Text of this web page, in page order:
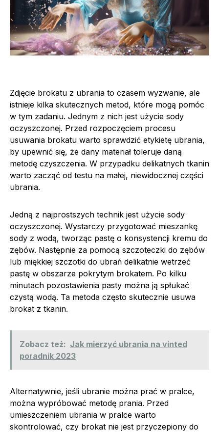
Zdjęcie brokatu z ubrania to czasem wyzwanie, ale
istnieje kilka skutecznych metod, które mogą pomóc
w tym zadaniu. Jednym z nich jest użycie sody
oczyszczonej. Przed rozpoczęciem procesu
usuwania brokatu warto sprawdzić etykietę ubrania,
by upewnić się, że dany materiał toleruje daną
metodę czyszczenia. W przypadku delikatnych tkanin
warto zacząć od testu na małej, niewidocznej części
ubrania.
Jedną z najprostszych technik jest użycie sody
oczyszczonej. Wystarczy przygotować mieszankę
sody z wodą, tworząc pastę o konsystencji kremu do
zębów. Następnie za pomocą szczoteczki do zębów
lub miękkiej szczotki do ubrań delikatnie wetrzeć
pastę w obszarze pokrytym brokatem. Po kilku
minutach pozostawienia pasty można ją spłukać
czystą wodą. Ta metoda często skutecznie usuwa
brokat z tkanin.
Zobacz też: Jak mierzyć ubrania na vinted
poradnik 2023
Alternatywnie, jeśli ubranie można prać w pralce,
można wypróbować metodę prania. Przed
umieszczeniem ubrania w pralce warto
skontrolować, czy brokat nie jest przyczepiony do